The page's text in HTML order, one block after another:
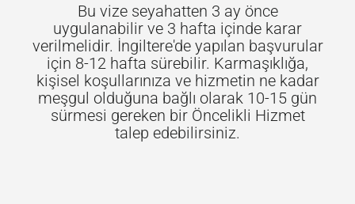
Bu vize seyahatten 3 ay önce
uygulanabilir ve 3 hafta içinde karar
verilmelidir. İngiltere'de yapılan başvurular
için 8-12 hafta sürebilir. Karmaşıklığa,
kişisel koşullarınıza ve hizmetin ne kadar
meşgul olduğuna bağlı olarak 10-15 gün
sürmesi gereken bir Öncelikli Hizmet
talep edebilirsiniz.